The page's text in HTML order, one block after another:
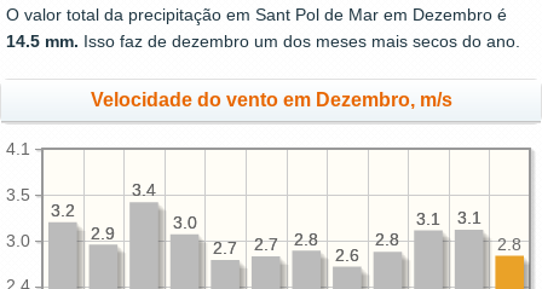
O valor total da precipitação em Sant Pol de Mar em Dezembro é
14.5 mm. Isso faz de dezembro um dos meses mais secos do ano.
Velocidade do vento em Dezembro, m/s
3.0
3.5
4.1
3.1
3.1
2.8
2.6
2.8
2.7
2.7
3.0
3.4
2.9
3.2
2.8
3.1
3.1
2.8
2.6
2.8
2.7
2.7
3.0
3.4
2.9
3.2